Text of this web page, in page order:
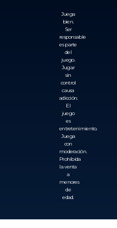
Juega
bien.
Ser
responsable
es parte
del
juego.
Jugar
sin
control
causa
adicción.
El
juego
es
entretenimiento.
Juega
con
moderación.
Prohibida
la venta
a
menores
de
edad.